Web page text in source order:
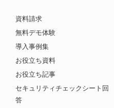
資料請求
無料デモ体験
導入事例集
お役立ち資料
お役立ち記事
セキュリティチェックシート回
答